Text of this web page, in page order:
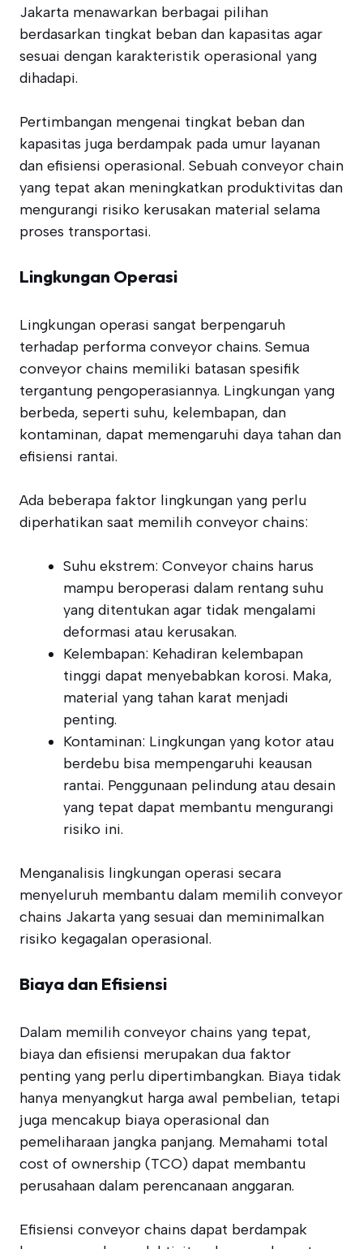
Jakarta menawarkan berbagai pilihan
berdasarkan tingkat beban dan kapasitas agar
sesuai dengan karakteristik operasional yang
dihadapi.
Pertimbangan mengenai tingkat beban dan
kapasitas juga berdampak pada umur layanan
dan efisiensi operasional. Sebuah conveyor chain
yang tepat akan meningkatkan produktivitas dan
mengurangi risiko kerusakan material selama
proses transportasi.
Lingkungan Operasi
Lingkungan operasi sangat berpengaruh
terhadap performa conveyor chains. Semua
conveyor chains memiliki batasan spesifik
tergantung pengoperasiannya. Lingkungan yang
berbeda, seperti suhu, kelembapan, dan
kontaminan, dapat memengaruhi daya tahan dan
efisiensi rantai.
Ada beberapa faktor lingkungan yang perlu
diperhatikan saat memilih conveyor chains:
Suhu ekstrem: Conveyor chains harus
mampu beroperasi dalam rentang suhu
yang ditentukan agar tidak mengalami
deformasi atau kerusakan.
Kelembapan: Kehadiran kelembapan
tinggi dapat menyebabkan korosi. Maka,
material yang tahan karat menjadi
penting.
Kontaminan: Lingkungan yang kotor atau
berdebu bisa mempengaruhi keausan
rantai. Penggunaan pelindung atau desain
yang tepat dapat membantu mengurangi
risiko ini.
Menganalisis lingkungan operasi secara
menyeluruh membantu dalam memilih conveyor
chains Jakarta yang sesuai dan meminimalkan
risiko kegagalan operasional.
Biaya dan Efisiensi
Dalam memilih conveyor chains yang tepat,
biaya dan efisiensi merupakan dua faktor
penting yang perlu dipertimbangkan. Biaya tidak
hanya menyangkut harga awal pembelian, tetapi
juga mencakup biaya operasional dan
pemeliharaan jangka panjang. Memahami total
cost of ownership (TCO) dapat membantu
perusahaan dalam perencanaan anggaran.
Efisiensi conveyor chains dapat berdampak